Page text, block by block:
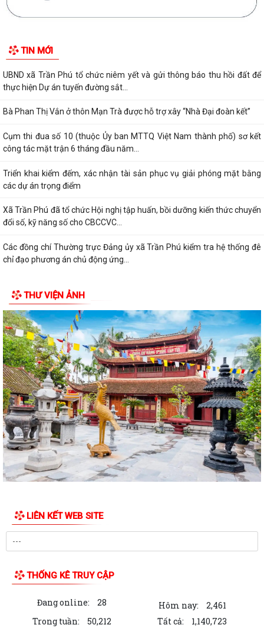
TIN MỚI
UBND xã Trần Phú tổ chức niêm yết và gửi thông báo thu hồi đất để
thực hiện Dự án tuyến đường sắt...
Bà Phan Thị Vắn ở thôn Mạn Trà được hỗ trợ xây “Nhà Đại đoàn kết”
Cụm thi đua số 10 (thuộc Ủy ban MTTQ Việt Nam thành phố) sơ kết
công tác mặt trận 6 tháng đầu năm...
Triển khai kiểm đếm, xác nhận tài sản phục vụ giải phóng mặt bằng
các dự án trọng điểm
Xã Trần Phú đã tổ chức Hội nghị tập huấn, bồi dưỡng kiến thức chuyển
đổi số, kỹ năng số cho CBCCVC...
Các đồng chí Thường trực Đảng ủy xã Trần Phú kiểm tra hệ thống đê
chỉ đạo phương án chủ động ứng...
THƯ VIỆN ẢNH
LIÊN KẾT WEB SITE
THỐNG KÊ TRUY CẬP
Đang online: 28 Hôm nay:
2,461
Trong tuần:
50,212 Tất cả: 1,140,723